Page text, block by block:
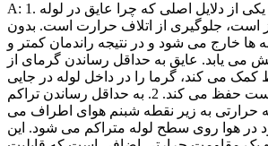
A: 1. کاهش تلفات حرارتی یکی از دلایل اصلی که چرا عایق در لوله
است، جلوگیری از اتلاف حرارت است. بدون
ها خارج می شود و در نتیجه راندمان کمتر و
می یابد. عایق به حداقل رساندن گرمای از
می کند، گرما را در داخل لوله در جایی
که متعلق به آن است حفظ می کند. 2. به حداقل رساندن تراکم
حرارتی به زیر نقطه شبنم هوای اطراف می
در هوا روی سطح لوله متراکم می شود. این